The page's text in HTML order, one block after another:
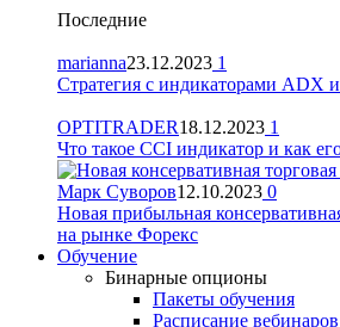
Последние
marianna23.12.2023 1
Стратегия с индикаторами ADX
OPTITRADER18.12.2023 1
Что такое CCI индикатор и как
Марк Суворов12.10.2023 0
Новая прибыльная
на рынке Форекс
Обучение
Бинарные опционы
Пакеты обучения
Расписание вебинаров